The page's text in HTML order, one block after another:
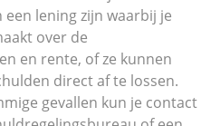
lening zijn waarbij je
over de
en rente, of ze kunnen
direct af te lossen.
gevallen kun je contact